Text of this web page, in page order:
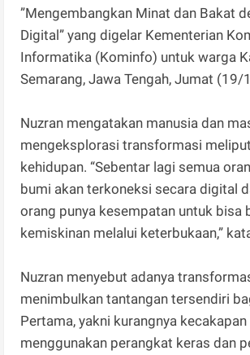
”Mengembangkan Minat dan Bakat
Digital” yang digelar Kementerian
Informatika (Kominfo) untuk warga
Semarang, Jawa Tengah, Jumat
Nuzran mengatakan manusia dan
mengeksplorasi transformasi
kehidupan. “Sebentar lagi semua
bumi akan terkoneksi secara digital
orang punya kesempatan untuk bisa
kemiskinan melalui keterbukaan,”
Nuzran menyebut adanya
menimbulkan tantangan tersendiri
Pertama, yakni kurangnya
menggunakan perangkat keras dan